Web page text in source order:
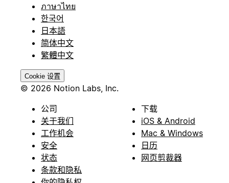
ภาษาไทย
한국어
日本語
简体中文
繁體中文
Cookie 设置
© 2026 Notion Labs, Inc.
公司
关于我们
工作机会
安全
状态
条款和隐私
下载
iOS & Android
Mac & Windows
日历
网页剪裁器